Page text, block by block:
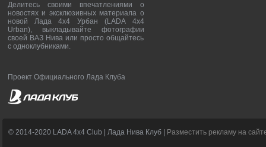
Делитесь своими впечатлениями о
новостях и эксклюзивных материала о
новой Лада 4х4 Урбан (LADA 4x4
Urban), выкладывайте фотографии
своей ВАЗ Нива или просто общайтесь
с одноклубниками.
Проект Официального Лада Клуба
© 2014-2020 LADA 4x4 Club | Лада Нива Клуб | Разместить рекламу на